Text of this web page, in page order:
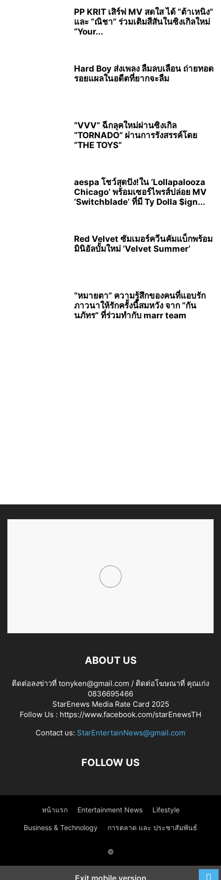
PP KRIT เสิร์ฟ MV สดใส ได้ “ต้าเหนิง”
และ “ณิชา” ร่วมเติมสีสันในซิงเกิลใหม่
“Your...
Hard Boy ส่งเพลง ลืมลบเลือน ถ่ายทอด
รอยแผลในอดีตที่ยากจะลืม
“VVV” ฉีกลุคใหม่ผ่านซิงเกิล
“TORNADO” ผ่านการรังสรรค์โดย
“THE TOYS”
aespa โชว์สุดปัง!ใน ‘Lollapalooza
Chicago’ พร้อมเซอร์ไพรส์ปล่อย MV
‘Switchblade’ ที่มี Ty Dolla $ign...
Red Velvet ซัมเมอร์ควีนคัมแบ็กพร้อม
มินิอัลบั้มใหม่ ‘Velvet Summer’
“หมายตา” ความรู้สึกของคนที่แอบรัก
ภาวนาให้รักครั้งนี้สมหวัง จาก “กัน
นภัทร” ที่ร่วมทำกับ marr team
ABOUT US
ติดต่อลงข่าวที่ tonyken@gmail.com / ติดต่อโฆษณาที่ คุณเก่ง
0836695466
StarEnews Media Rate Card 2025
Follow Us : https://www.facebook.com/starEnewsTH
Contact us: StarEntertainNews@gmail.com
FOLLOW US
หน้าแรก Entertainment News Lifestyle
Business & Technology การตลาด และ ประชาสัมพันธ์
©